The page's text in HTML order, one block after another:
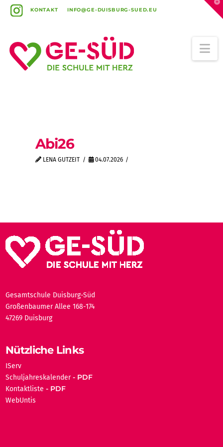
KONTAKT INFO@GE-DUISBURG-SUED.EU
Abi26
LENA GUTZEIT 04.07.2026
Gesamtschule Duisburg-Süd
Großenbaumer Allee 168-174
47269 Duisburg
Nützliche Links
IServ
Schuljahreskalender
Kontaktliste
WebUntis